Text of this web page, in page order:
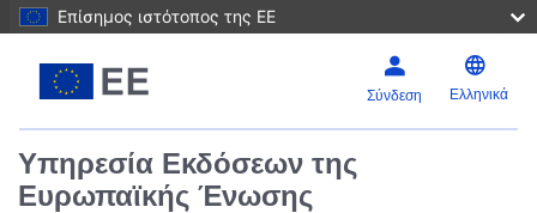
Επίσημος ιστότοπος της ΕΕ
Σύνδεση Ελληνικά
Υπηρεσία Εκδόσεων της
Ευρωπαϊκής Ένωσης